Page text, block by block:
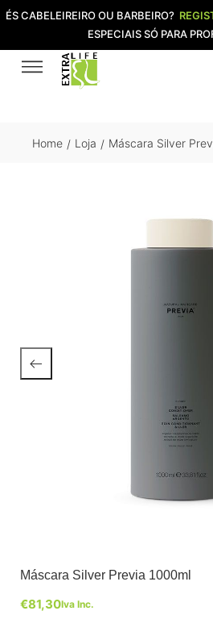
ÉS CABELEIREIRO OU BARBEIRO?
ESPECIAIS SÓ PARA
Home / Loja / Máscara Silver
Máscara Silver Previa 1000ml
€81,30Iva Inc.